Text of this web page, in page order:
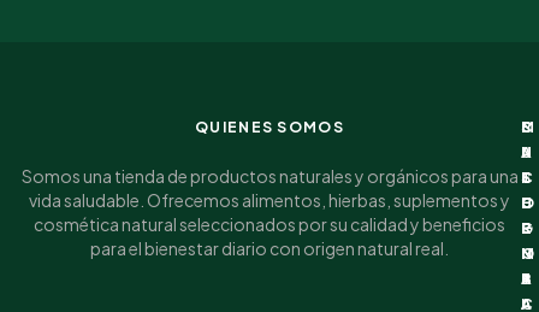
QUIENES SOMOS
Somos una tienda de productos naturales y orgánicos para una
vida saludable. Ofrecemos alimentos, hierbas, suplementos y
cosmética natural seleccionados por su calidad y beneficios
para el bienestar diario con origen natural real.
I
N
F
O
R
M
A
C
C
A
T
E
G
O
R
I
M
I
C
U
E
N
T
A
S
U
S
C
R
I
B
A